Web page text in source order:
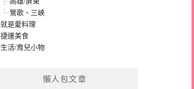
鶯歌、三峽
就是愛料理
捷運美食
生活/育兒小物
懶人包文章